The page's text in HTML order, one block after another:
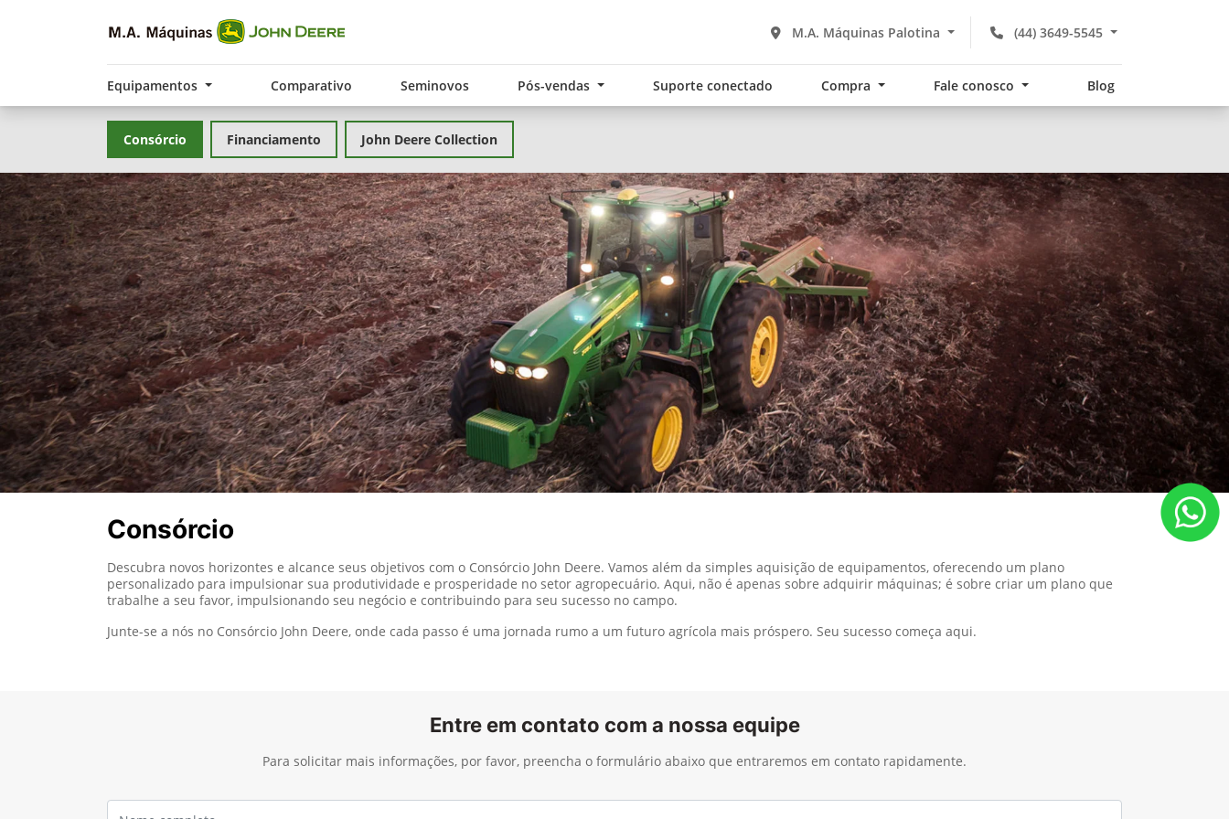
(44) 3649-5545
M.A. Máquinas Palotina
Equipamentos Comparativo Seminovos Pós-vendas Suporte conectado Compra Fale conosco Blog
Consórcio Financiamento John Deere Collection
Consórcio
Descubra novos horizontes e alcance seus objetivos com o Consórcio John Deere. Vamos além da simples aquisição de equipamentos, oferecendo um plano
personalizado para impulsionar sua produtividade e prosperidade no setor agropecuário. Aqui, não é apenas sobre adquirir máquinas; é sobre criar um plano que
trabalhe a seu favor, impulsionando seu negócio e contribuindo para seu sucesso no campo.
Junte-se a nós no Consórcio John Deere, onde cada passo é uma jornada rumo a um futuro agrícola mais próspero. Seu sucesso começa aqui.
Entre em contato com a nossa equipe
Para solicitar mais informações, por favor, preencha o formulário abaixo que entraremos em contato rapidamente.